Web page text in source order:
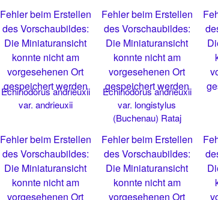
Fehler beim Erstellen
des Vorschaubildes:
Die Miniaturansicht
konnte nicht am
vorgesehenen Ort
gespeichert werden
Echinodorus andrieuxii
var. andrieuxii
Fehler beim Erstellen
des Vorschaubildes:
Die Miniaturansicht
konnte nicht am
vorgesehenen Ort
gespeichert werden
Echinodorus andrieuxii
var. longistylus
(Buchenau) Rataj
Fehler beim Erstellen
des Vorschaubildes:
Die Miniaturansicht
konnte nicht am
vorgesehenen Ort
Fehler beim Erstellen
des Vorschaubildes:
Die Miniaturansicht
konnte nicht am
vorgesehenen Ort